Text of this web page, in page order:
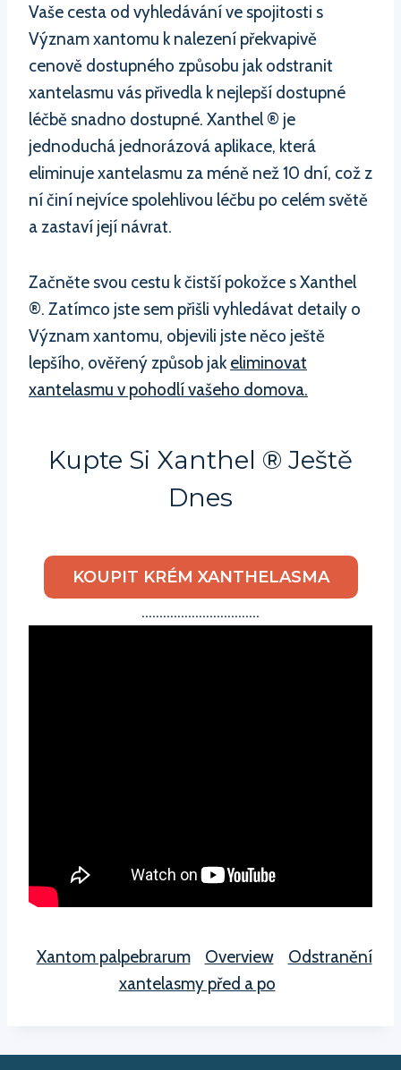
Vaše cesta od vyhledávání ve spojitosti s
Význam xantomu k nalezení překvapivě
cenově dostupného způsobu jak odstranit
xantelasmu vás přivedla k nejlepší dostupné
léčbě snadno dostupné. Xanthel ® je
jednoduchá jednorázová aplikace, která
eliminuje xantelasmu za méně než 10 dní, což z
ní činí nejvíce spolehlivou léčbu po celém světě
a zastaví její návrat.
Začněte svou cestu k čistší pokožce s Xanthel
®. Zatímco jste sem přišli vyhledávat detaily o
Význam xantomu, objevili jste něco ještě
lepšího, ověřený způsob jak eliminovat
xantelasmu v pohodlí vašeho domova.
Kupte Si Xanthel ® Ještě
Dnes
KOUPIT KRÉM XANTHELASMA
……………………………
Xantom palpebrarum Overview
Odstranění
xantelasmy před a po